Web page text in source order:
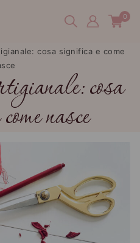
0
cosa significa e come
cosa
nasce